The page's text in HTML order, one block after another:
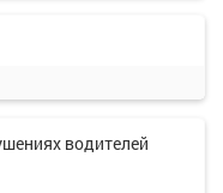
водителей